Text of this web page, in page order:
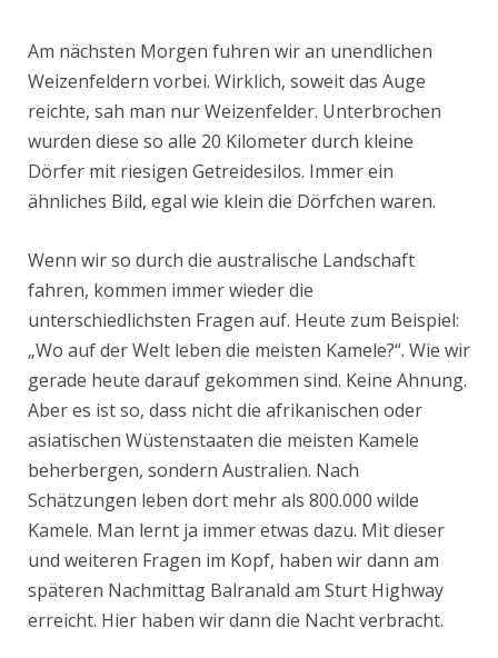
Am nächsten Morgen fuhren wir an unendlichen
Weizenfeldern vorbei. Wirklich, soweit das Auge
reichte, sah man nur Weizenfelder. Unterbrochen
wurden diese so alle 20 Kilometer durch kleine
Dörfer mit riesigen Getreidesilos. Immer ein
ähnliches Bild, egal wie klein die Dörfchen waren.
Wenn wir so durch die australische Landschaft
fahren, kommen immer wieder die
unterschiedlichsten Fragen auf. Heute zum Beispiel:
„Wo auf der Welt leben die meisten Kamele?“. Wie wir
gerade heute darauf gekommen sind. Keine Ahnung.
Aber es ist so, dass nicht die afrikanischen oder
asiatischen Wüstenstaaten die meisten Kamele
beherbergen, sondern Australien. Nach
Schätzungen leben dort mehr als 800.000 wilde
Kamele. Man lernt ja immer etwas dazu. Mit dieser
und weiteren Fragen im Kopf, haben wir dann am
späteren Nachmittag Balranald am Sturt Highway
erreicht. Hier haben wir dann die Nacht verbracht.